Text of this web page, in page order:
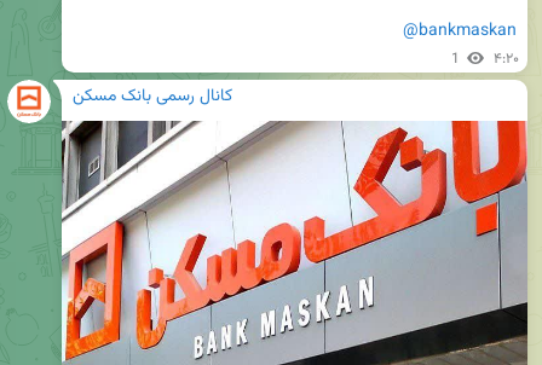
@bankmaskan
1 ۴:۲۰
کانال رسمی بانک مسکن